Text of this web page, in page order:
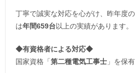
丁寧で誠実な対応を心がけ、昨年度
は年間659台以上の実績があります。
◆有資格者による対応◆
国家資格「第二種電気工事士 」を保有